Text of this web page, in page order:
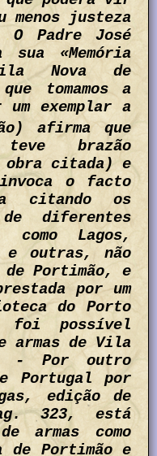
menos justeza
Padre José
«Memória
Nova de
tomamos a
exemplar a
afirma que
teve brazão
obra citada) e
o facto
citando os
diferentes
Lagos,
outras, não
Portimão, e
por um
do Porto
possível
armas de Vila
- Por outro
Portugal por
edição de
323, está
armas como
de Portimão e